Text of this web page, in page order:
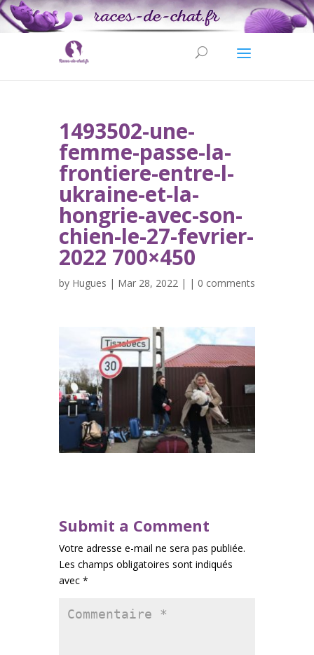
1493502-une-
femme-passe-la-
frontiere-entre-l-
ukraine-et-la-
hongrie-avec-son-
chien-le-27-fevrier-
2022 700×450
by Hugues | Mar 28, 2022 | | 0 comments
Submit a Comment
Votre adresse e-mail ne sera pas publiée.
Les champs obligatoires sont indiqués
avec *